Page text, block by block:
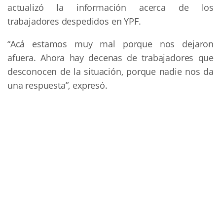
actualizó la información acerca de los
trabajadores despedidos en YPF.
“Acá estamos muy mal porque nos dejaron
afuera. Ahora hay decenas de trabajadores que
desconocen de la situación, porque nadie nos da
una respuesta”, expresó.